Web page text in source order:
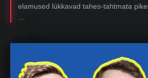
elamused lükkavad tahes-tahtmata